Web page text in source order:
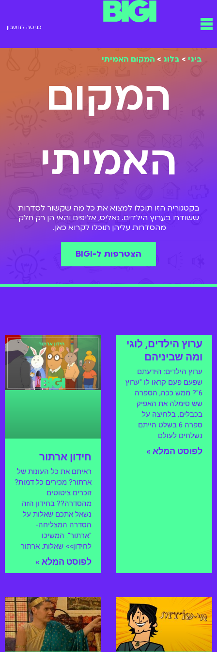
תפריט כניסה לחשבון
ביגי > בלוג > המקום האמיתי
המקום
האמיתי
בקטגוריה הזו תוכלו למצוא את כל מה שקשור לסדרות
ששודרו בערוץ הילדים. גאליס, אליפים והאי הן רק חלק
מהסדרות עליהן תוכלו לקרוא כאן.
הצטרפות ל-BIGI
ערוץ הילדים, לוגי
ומה שביניהם
ערוץ הילדים: הידעתם
שפעם פעם קראו לו "ערוץ
6"? ממש ככה, הספרה
שש סימלה את האפיק
בכבלים, בלחיצה על
ספרה 6 בשלט הייתם
נשלחים לעולם
לפוסט המלא » חידון ארתור
ראיתם את כל העונות של
ארתור? מכירים כל דמות?
זוכרים ציטוטים
מהסדרה?? בחידון הזה
נשאל אתכם שאלות על
הסדרה המצליחה-
"ארתור". המשיכו
לחידון>> שאלות: ארתור
לפוסט המלא »
עמוד